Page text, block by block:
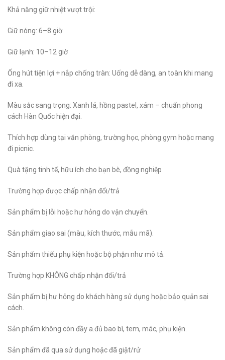
Khả năng giữ nhiệt vượt trội:
Giữ nóng: 6–8 giờ
Giữ lạnh: 10–12 giờ
Ống hút tiện lợi + nắp chống tràn: Uống dễ dàng, an toàn khi mang
đi xa.
Màu sắc sang trọng: Xanh lá, hồng pastel, xám – chuẩn phong
cách Hàn Quốc hiện đại.
Thích hợp dùng tại văn phòng, trường học, phòng gym hoặc mang
đi picnic.
Quà tặng tinh tế, hữu ích cho bạn bè, đồng nghiệp
Trường hợp được chấp nhận đổi/trả
Sản phẩm bị lỗi hoặc hư hỏng do vận chuyển.
Sản phẩm giao sai (màu, kích thước, mẫu mã).
Sản phẩm thiếu phụ kiện hoặc bộ phận như mô tả.
Trường hợp KHÔNG chấp nhận đổi/trả
Sản phẩm bị hư hỏng do khách hàng sử dụng hoặc bảo quản sai
cách.
Sản phẩm không còn đầy a.đủ bao bì, tem, mác, phụ kiện.
Sản phẩm đã qua sử dụng hoặc đã giặt/rử